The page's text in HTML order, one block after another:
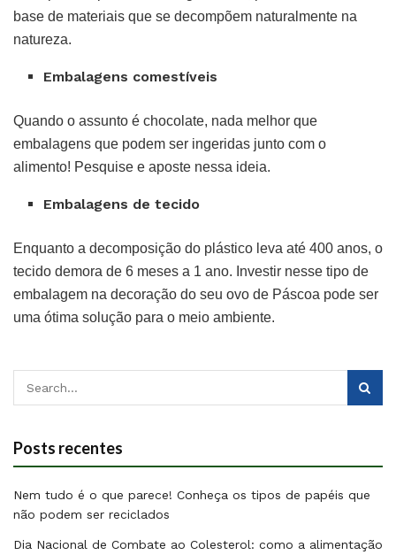
base de materiais que se decompõem naturalmente na
natureza.
Embalagens comestíveis
Quando o assunto é chocolate, nada melhor que
embalagens que podem ser ingeridas junto com o
alimento! Pesquise e aposte nessa ideia.
Embalagens de tecido
Enquanto a decomposição do plástico leva até 400 anos, o
tecido demora de 6 meses a 1 ano. Investir nesse tipo de
embalagem na decoração do seu ovo de Páscoa pode ser
uma ótima solução para o meio ambiente.
Posts recentes
Nem tudo é o que parece! Conheça os tipos de papéis que
não podem ser reciclados
Dia Nacional de Combate ao Colesterol: como a alimentação